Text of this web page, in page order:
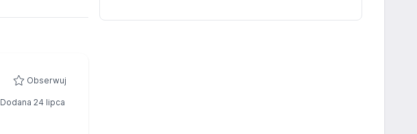
Obserwuj
Dodana 24 lipca